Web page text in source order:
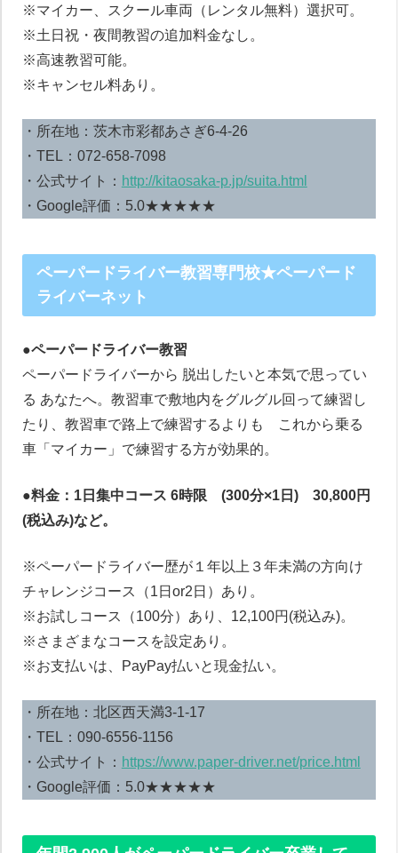
※マイカー、スクール車両（レンタル無料）選択可。
※土日祝・夜間教習の追加料金なし。
※高速教習可能。
※キャンセル料あり。
・所在地：茨木市彩都あさぎ6-4-26
・TEL：072-658-7098
・公式サイト： http://kitaosaka-p.jp/suita.html
・Google評価：5.0★★★★★
ペーパードライバー教習専門校★ペーパード
ライバーネット
●ペーパードライバー教習
ペーパードライバーから 脱出したいと本気で思ってい
る あなたへ。教習車で敷地内をグルグル回って練習し
たり、教習車で路上で練習するよりも これから乗る
車「マイカー」で練習する方が効果的。
●料金：1日集中コース 6時限 (300分×1日) 30,800円
(税込み)など。
※ペーパードライバー歴が１年以上３年未満の方向け
チャレンジコース（1日or2日）あり。
※お試しコース（100分）あり、12,100円(税込み)。
※さまざまなコースを設定あり。
※お支払いは、PayPay払いと現金払い。
・所在地：北区西天満3-1-17
・TEL：090-6556-1156
・公式サイト： https://www.paper-driver.net/price.html
・Google評価：5.0★★★★★